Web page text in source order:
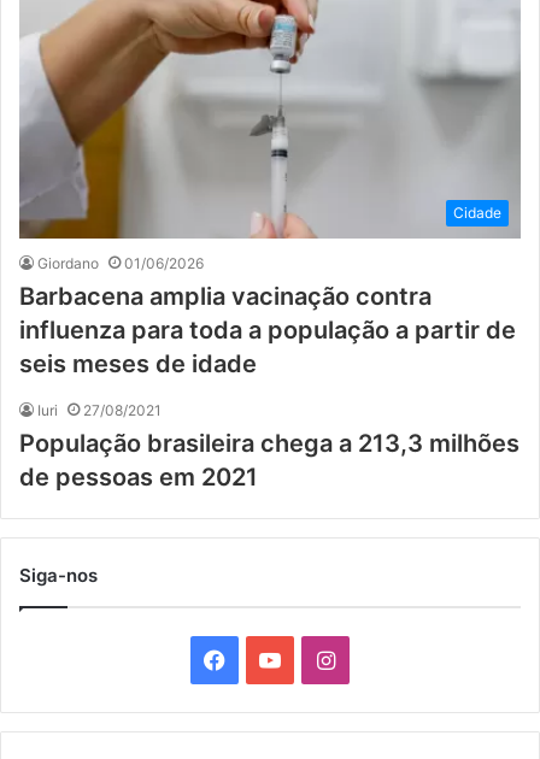
Cidade
Giordano 01/06/2026
Barbacena amplia vacinação contra
influenza para toda a população a partir de
seis meses de idade
Iuri 27/08/2021
População brasileira chega a 213,3 milhões
de pessoas em 2021
Siga-nos
a
o
I
n